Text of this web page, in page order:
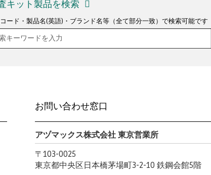
キット製品を検索
ード・製品名(英語)・ブランド名等（全て部分一致）で検索可能です
お問い合わせ窓口
アヅマックス株式会社 東京営業所
〒103-0025
東京都中央区日本橋茅場町3-2-10 鉄鋼会館5階